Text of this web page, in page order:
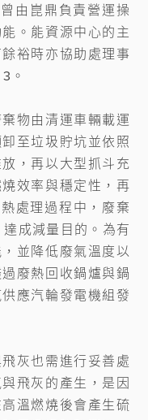
由崑鼎負責營運操
。能資源中心的主
裕時亦協助處理事
。
物由清運車輛載運
至垃圾貯坑並依照
，再以大型抓斗充
效率與穩定性，再
處理過程中，廢棄
成減量目的。為有
並降低廢氣溫度以
廢熱回收鍋爐與鍋
應汽輪發電機組發
灰也需進行妥善處
飛灰的產生，是因
溫燃燒後會產生硫